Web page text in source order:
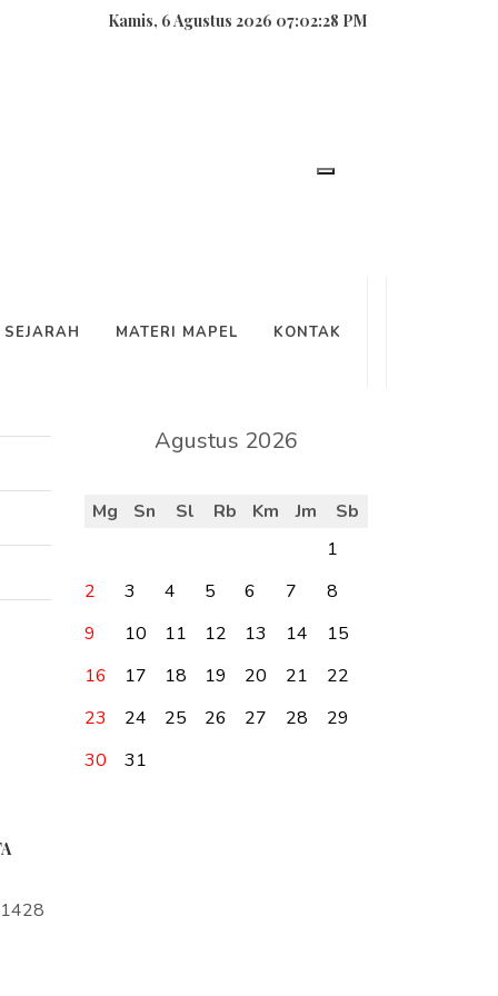
Kamis, 6 Agustus 2026 07:02:28 PM
SEJARAH MATERI MAPEL KONTAK
Agustus 2026
Mg Sn Sl Rb Km Jm
Sb
1
2
3 4 5 6 7
8
9
10 11 12 13 14
15
16
17 18 19 20 21
22
23
24 25 26 27 28
29
30
31